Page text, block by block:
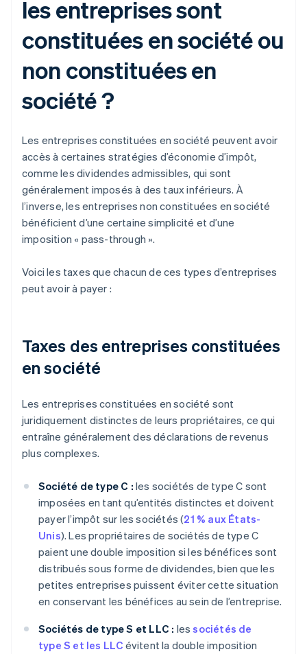
les entreprises sont
constituées en société ou
non constituées en
société ?
Les entreprises constituées en société peuvent avoir
accès à certaines stratégies d’économie d’impôt,
comme les dividendes admissibles, qui sont
généralement imposés à des taux inférieurs. À
l’inverse, les entreprises non constituées en société
bénéficient d’une certaine simplicité et d’une
imposition « pass-through ».
Voici les taxes que chacun de ces types d’entreprises
peut avoir à payer :
Taxes des entreprises constituées
en société
Les entreprises constituées en société sont
juridiquement distinctes de leurs propriétaires, ce qui
entraîne généralement des déclarations de revenus
plus complexes.
Société de type C : les sociétés de type C sont
imposées en tant qu’entités distinctes et doivent
payer l’impôt sur les sociétés (21 % aux États-
Unis). Les propriétaires de sociétés de type C
paient une double imposition si les bénéfices sont
distribués sous forme de dividendes, bien que les
petites entreprises puissent éviter cette situation
en conservant les bénéfices au sein de l’entreprise.
Sociétés de type S et LLC : lessociétés de
type S et les LLC évitent la double imposition